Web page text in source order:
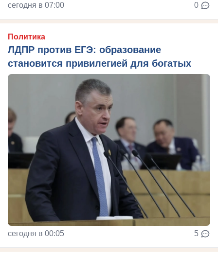
сегодня в 07:00 0
Политика
ЛДПР против ЕГЭ: образование
становится привилегией для богатых
сегодня в 00:05 5